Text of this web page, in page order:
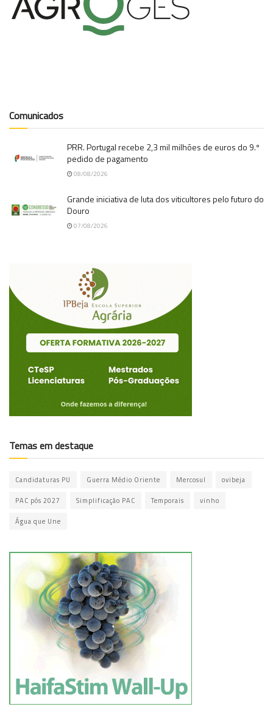
Comunicados
PRR. Portugal recebe 2,3 mil milhões de euros do 9.º
pedido de pagamento
08/08/2026
Grande iniciativa de luta dos viticultores pelo futuro do
Douro
07/08/2026
Temas em destaque
Candidaturas PU Guerra Médio Oriente Mercosul ovibeja
PAC pós 2027 Simplificação PAC Temporais vinho
Água que Une